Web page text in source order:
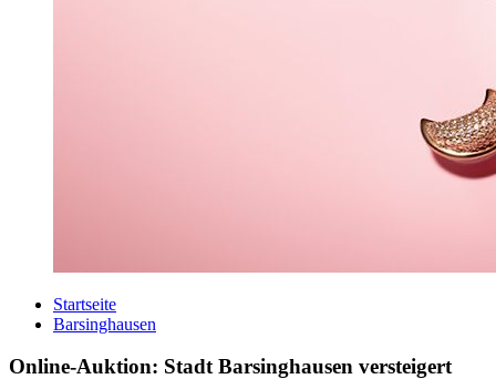
Startseite
Barsinghausen
Online-Auktion: Stadt Barsinghausen versteigert